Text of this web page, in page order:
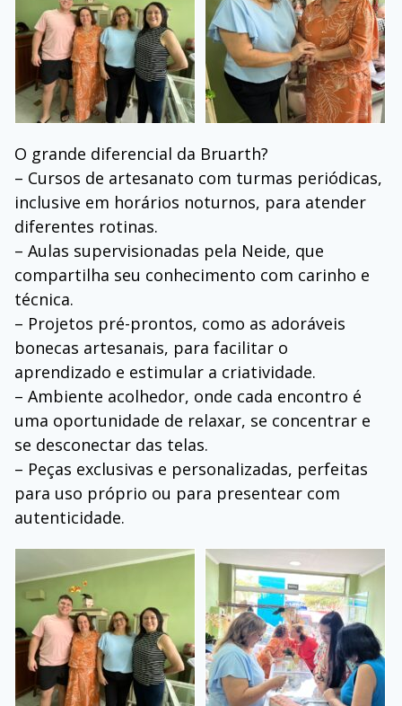
O grande diferencial da Bruarth?
– Cursos de artesanato com turmas periódicas,
inclusive em horários noturnos, para atender
diferentes rotinas.
– Aulas supervisionadas pela Neide, que
compartilha seu conhecimento com carinho e
técnica.
– Projetos pré-prontos, como as adoráveis
bonecas artesanais, para facilitar o
aprendizado e estimular a criatividade.
– Ambiente acolhedor, onde cada encontro é
uma oportunidade de relaxar, se concentrar e
se desconectar das telas.
– Peças exclusivas e personalizadas, perfeitas
para uso próprio ou para presentear com
autenticidade.